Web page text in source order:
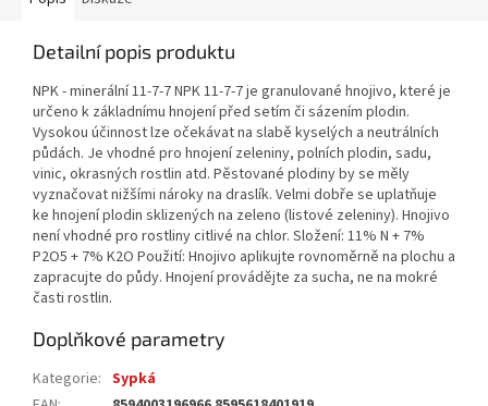
Detailní popis produktu
NPK - minerální 11-7-7 NPK 11-7-7 je granulované hnojivo, které je
určeno k základnímu hnojení před setím či sázením plodin.
Vysokou účinnost lze očekávat na slabě kyselých a neutrálních
půdách. Je vhodné pro hnojení zeleniny, polních plodin, sadu,
vinic, okrasných rostlin atd. Pěstované plodiny by se měly
vyznačovat nižšími nároky na draslík. Velmi dobře se uplatňuje
ke hnojení plodin sklizených na zeleno (listové zeleniny). Hnojivo
není vhodné pro rostliny citlivé na chlor. Složení: 11% N + 7%
P2O5 + 7% K2O Použití: Hnojivo aplikujte rovnoměrně na plochu a
zapracujte do půdy. Hnojení provádějte za sucha, ne na mokré
časti rostlin.
Doplňkové parametry
Kategorie: Sypká